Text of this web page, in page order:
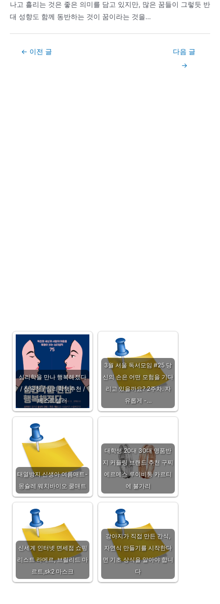
나고 흘리는 것은 좋은 의미를 담고 있지만, 많은 꿈들이 그렇듯 반
대 성향도 함께 동반하는 것이 꿈이라는 것을…
Post← 이전 글
다음 글
→
심리학을 만나 행복해졌다
/ 장원청 / 심리학책추천 /
베스트셀러
3월 서울 독서모임 #25 당
신의 손은 어떤 모험을 기다
리고 있을까요? 2주차. 자
유롭게 -…
태열방지 신생아 여름매트-
몽슐레 웨치바이오 쿨매트
대학생 20대 30대 명품반
지 커플링 브랜드 추천 구찌
에르메스 루이비통 카르티
에 불가리
신세계 인터넷 면세점 쇼핑
리스트 라메르, 브릴리드 마
르트,sk2 마스크
강아지가 직접 만든 간식,
자연식 만들기를 시작한다
면 기초 상식을 알아야 합니
다